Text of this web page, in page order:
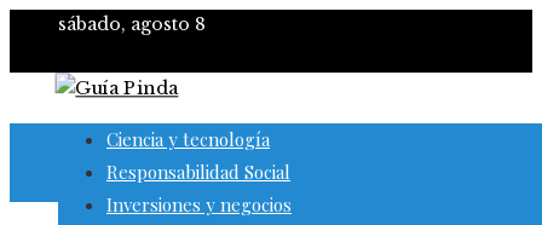
sábado, agosto 8
Ciencia y tecnología
Responsabilidad Social
Inversiones y negocios